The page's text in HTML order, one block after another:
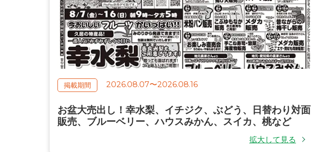
2026.08.07〜2026.08.16
お盆大売出し！幸水梨、イチジク、ぶどう、日替わり対面
販売、ブルーベリー、ハウスみかん、スイカ、桃など
拡大して見る